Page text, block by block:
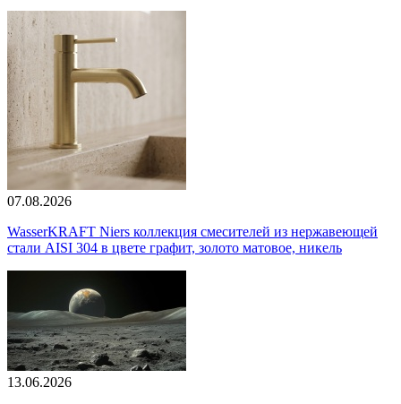
07.08.2026
WasserKRAFT Niers коллекция смесителей из нержавеющей
стали AISI 304 в цвете графит, золото матовое, никель
13.06.2026